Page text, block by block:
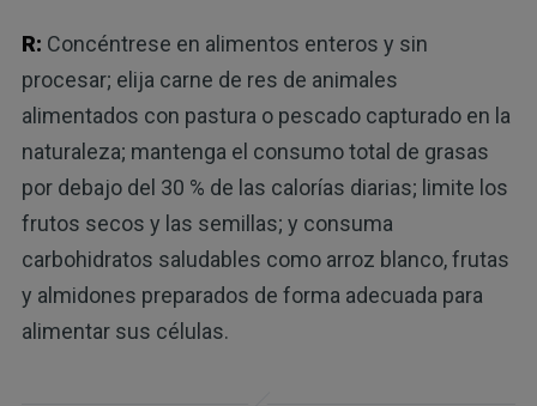
R: Concéntrese en alimentos enteros y sin
procesar; elija carne de res de animales
alimentados con pastura o pescado capturado en la
naturaleza; mantenga el consumo total de grasas
por debajo del 30 % de las calorías diarias; limite los
frutos secos y las semillas; y consuma
carbohidratos saludables como arroz blanco, frutas
y almidones preparados de forma adecuada para
alimentar sus células.